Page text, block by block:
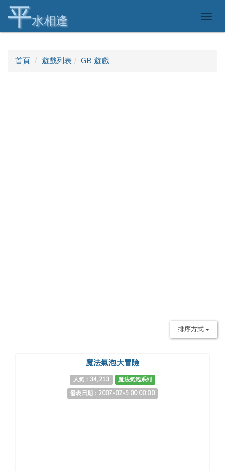
平水相逢
首頁 遊戲列表 GB 遊戲
排序方式
魔法氣泡大冒險
人氣：34,213
魔法氣泡系列
發表日期：2007-02-5 00:00:00